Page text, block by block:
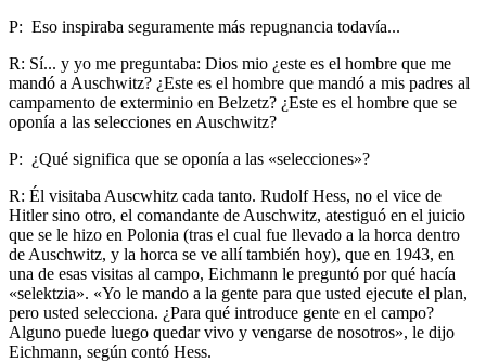
P: Eso inspiraba seguramente más repugnancia todavía...
R: Sí... y yo me preguntaba: Dios mio ¿este es el hombre que me
mandó a Auschwitz? ¿Este es el hombre que mandó a mis padres al
campamento de exterminio en Belzetz? ¿Este es el hombre que se
oponía a las selecciones en Auschwitz?
P: ¿Qué significa que se oponía a las «selecciones»?
R: Él visitaba Auscwhitz cada tanto. Rudolf Hess, no el vice de
Hitler sino otro, el comandante de Auschwitz, atestiguó en el juicio
que se le hizo en Polonia (tras el cual fue llevado a la horca dentro
de Auschwitz, y la horca se ve allí también hoy), que en 1943, en
una de esas visitas al campo, Eichmann le preguntó por qué hacía
«selektzia». «Yo le mando a la gente para que usted ejecute el plan,
pero usted selecciona. ¿Para qué introduce gente en el campo?
Alguno puede luego quedar vivo y vengarse de nosotros», le dijo
Eichmann, según contó Hess.